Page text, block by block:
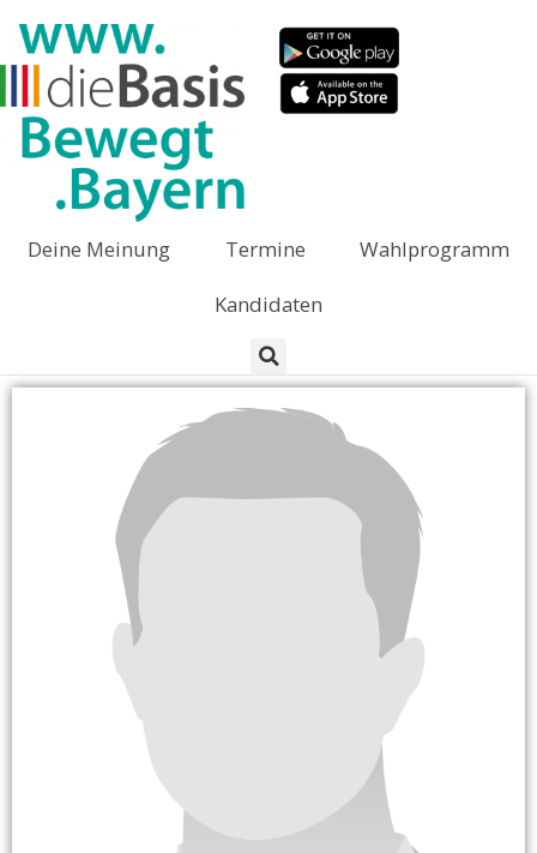
Deine Meinung Termine
Wahlprogramm
Kandidaten